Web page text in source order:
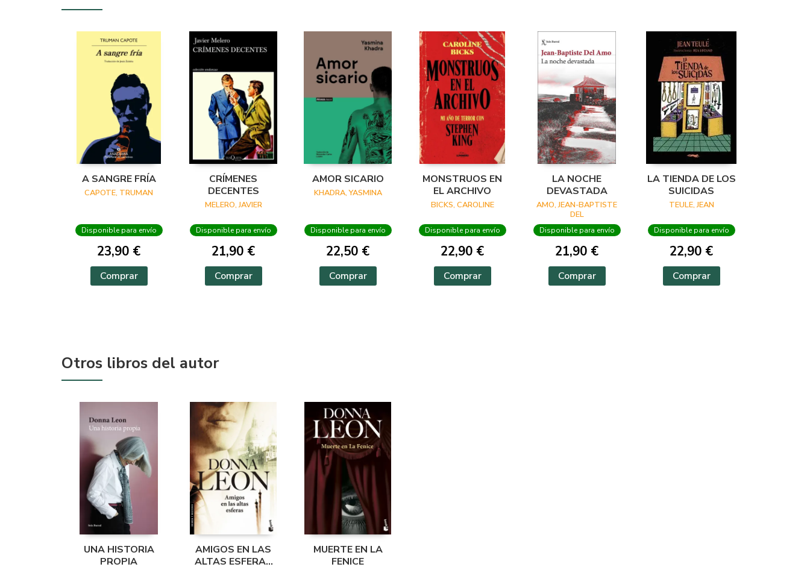
A SANGRE FRÍA
CAPOTE, TRUMAN
Disponible para envío
23,90 €
Comprar
CRÍMENES
DECENTES
MELERO, JAVIER
Disponible para envío
21,90 €
Comprar
AMOR SICARIO
KHADRA, YASMINA
Disponible para envío
22,50 €
Comprar
MONSTRUOS EN
EL ARCHIVO
BICKS, CAROLINE
Disponible para envío
22,90 €
Comprar
LA NOCHE
DEVASTADA
AMO, JEAN-BAPTISTE
DEL
Disponible para envío
21,90 €
Comprar
LA TIENDA DE LOS
SUICIDAS
TEULE, JEAN
Disponible para envío
22,90 €
Comprar
Otros libros del autor
UNA HISTORIA
PROPIA
AMIGOS EN LAS
ALTAS ESFERAS
MUERTE EN LA
FENICE